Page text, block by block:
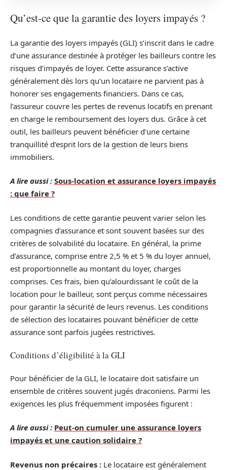
Qu’est-ce que la garantie des loyers impayés ?
La garantie des loyers impayés (GLI) s’inscrit dans le cadre
d’une assurance destinée à protéger les bailleurs contre les
risques d’impayés de loyer. Cette assurance s’active
généralement dès lors qu’un locataire ne parvient pas à
honorer ses engagements financiers. Dans ce cas,
l’assureur couvre les pertes de revenus locatifs en prenant
en charge le remboursement des loyers dus. Grâce à cet
outil, les bailleurs peuvent bénéficier d’une certaine
tranquillité d’esprit lors de la gestion de leurs biens
immobiliers.
A lire aussi : Sous-location et assurance loyers impayés
: que faire ?
Les conditions de cette garantie peuvent varier selon les
compagnies d’assurance et sont souvent basées sur des
critères de solvabilité du locataire. En général, la prime
d’assurance, comprise entre 2,5 % et 5 % du loyer annuel,
est proportionnelle au montant du loyer, charges
comprises. Ces frais, bien qu’alourdissant le coût de la
location pour le bailleur, sont perçus comme nécessaires
pour garantir la sécurité de leurs revenus. Les conditions
de sélection des locataires pouvant bénéficier de cette
assurance sont parfois jugées restrictives.
Conditions d’éligibilité à la GLI
Pour bénéficier de la GLI, le locataire doit satisfaire un
ensemble de critères souvent jugés draconiens. Parmi les
exigences les plus fréquemment imposées figurent :
A lire aussi : Peut-on cumuler une assurance loyers
impayés et une caution solidaire ?
Revenus non précaires : Le locataire est généralement